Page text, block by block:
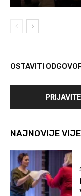
OSTAVITI
NAJNOVIJE